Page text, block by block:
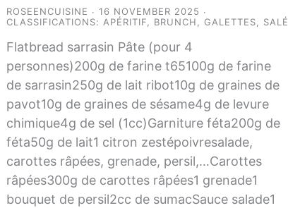
ROSEENCUISINE
16 NOVEMBER 2025
CLASSIFICATIONS: APÉRITIF BRUNCH ,GALETTES SALÉ
Flatbread sarrasin Pâte (pour 4
personnes)200g de farine t65100g de farine
de sarrasin250g de lait ribot10g de graines de
pavot10g de graines de sésame4g de levure
chimique4g de sel (1cc)Garniture féta200g de
féta50g de lait1 citron zestépoivresalade,
carottes râpées, grenade, persil,…Carottes
râpées300g de carottes râpées1 grenade1
bouquet de persil2cc de sumacSauce salade1